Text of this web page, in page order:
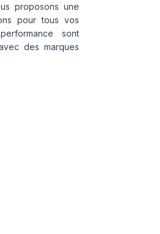
proposons une
pour tous vos
sont
des marques